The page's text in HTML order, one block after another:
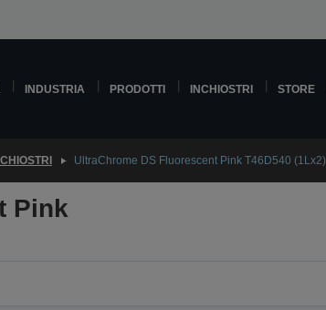
INDUSTRIA PRODOTTI INCHIOSTRI STORE
UltraChrome DS Fluorescent Pink T46D540 (1Lx2)
Pink